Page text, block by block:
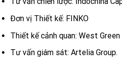
Đơn vị Thiết kế: FINKO
Thiết kế cảnh quan: West
Tư vấn giám sát: Artelia Group.